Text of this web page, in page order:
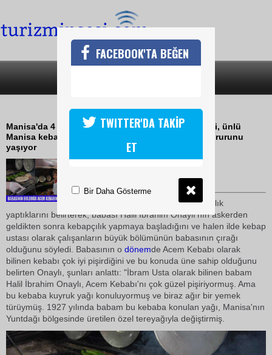
DEDEDEN TORUNA ACEM KEBABI
Manisa'da 4 kuşaktır kebapçılık yapan Onaylı ailesi, ünlü
Manisa kebabına dedelerinin bu adı vermesinin gururunu
yaşıyor
Ali Onaylı, 4 kuşaktır kebapçılık
yaptıklarını belirterek, babası Halil İbrahim Onaylı'nın askerden
geldikten sonra kebapçılık yapmaya başladığını ve halen ilde kebap
ustası olarak çalışanların büyük bölümünün babasının çırağı
olduğunu söyledi. Babasının o dönemde Acem Kebabı olarak
bilinen kebabı çok iyi pişirdiğini ve bu konuda üne sahip olduğunu
belirten Onaylı, şunları anlattı: "İbram Usta olarak bilinen babam
Halil İbrahim Onaylı, Acem Kebabı'nı çok güzel pişiriyormuş. Ama
bu kebaba kuyruk yağı konuluyormuş ve biraz ağır bir yemek
türüymüş. 1927 yılında babam bu kebaba konulan yağı, Manisa'nın
Yuntdağı bölgesinde üretilen özel tereyağıyla değiştirmiş.
FACEBOOK'TA BEĞEN
TWITTER'DA TAKİP
ET
Bir Daha Gösterme